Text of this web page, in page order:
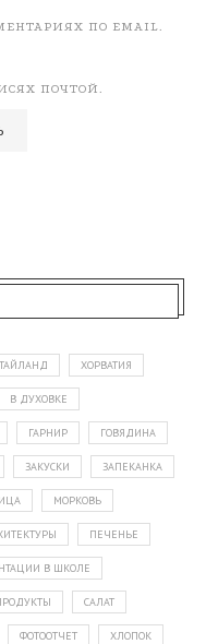
ПО EMAIL.
ПОЧТОЙ.
ТАЙЛАНД ХОРВАТИЯ
В ДУХОВКЕ
ГАРНИР ГОВЯДИНА
ЗАКУСКИ ЗАПЕКАНКА
МОРКОВЬ
ПЕЧЕНЬЕ
В ШКОЛЕ
САЛАТ
ФОТООТЧЕТ ХЛОПОК